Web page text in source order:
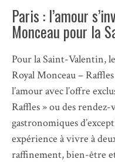
Paris : l’amour
Monceau pour la
Pour la Saint-Valentin,
Royal Monceau –
l’amour avec l’offre
Raffles » ou des rendez-
gastronomiques
expérience à vivre à
raffinement, bien-être